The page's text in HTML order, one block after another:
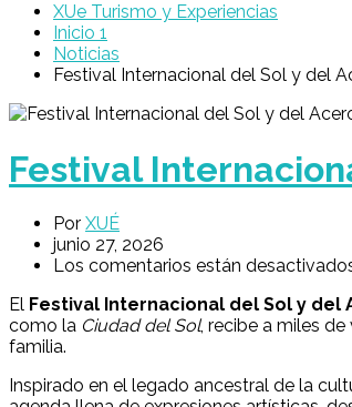
XUe Turismo y Experiencias
Inicio 1
Noticias
Festival Internacional del Sol y del
Festival
Por XUÉ
junio 27, 2026
Los comentarios están
El Festival Internacional del Sol y del
como la Ciudad del Sol, recibe a miles
familia.
Inspirado en el legado ancestral de la